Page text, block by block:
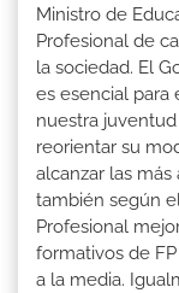
Ministro de
Profesional de
la sociedad. El
es esencial para
nuestra
reorientar su
alcanzar las más
también según
Profesional
formativos de
a la media.